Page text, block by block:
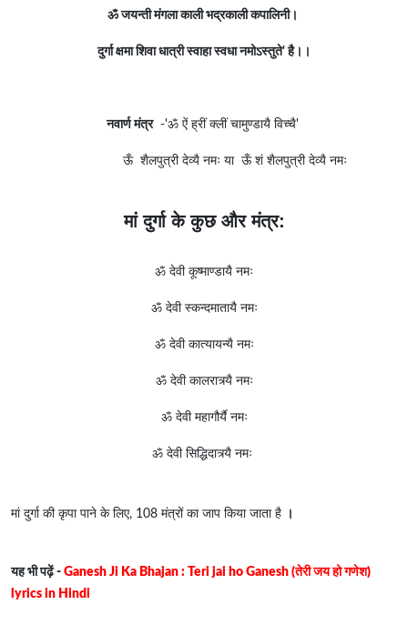
ॐ जयन्ती मंगला काली भद्रकाली कपालिनी।
दुर्गा क्षमा शिवा धात्री स्वाहा स्वधा नमोऽस्तुते' है।।
नवार्ण मंत्र-'ॐ ऐं ह्रीं क्लीं चामुण्डायै विच्चै'
ऊँ शैलपुत्री देव्यै नमः या ऊँ शं शैलपुत्री देव्यै नमः
मां दुर्गा के कुछ और मंत्र:
ॐ देवी कूष्माण्डायै नमः
ॐ देवी स्कन्दमातायै नमः
ॐ देवी कात्यायन्यै नमः
ॐ देवी कालरात्र्यै नमः
ॐ देवी महागौर्यै नमः
ॐ देवी सिद्धिदात्र्यै नमः
मां दुर्गा की कृपा पाने के लिए, 108 मंत्रों का जाप किया जाता है
।
यह भी पढ़ें - Ganesh Ji Ka Bhajan : Teri jai ho Ganesh (तेरी जय हो गणेश)
lyrics in Hindi